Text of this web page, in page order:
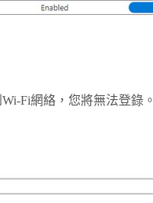
Wi‍-Fi網絡，您將無法登錄。